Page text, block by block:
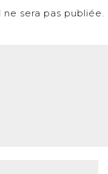
sera pas publiée.